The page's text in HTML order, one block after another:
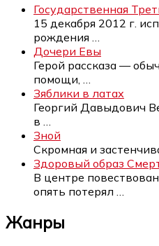
Государственная
15 декабря 2012 г.
рождения
Дочери Евы
Герой рассказа —
помощи,
Зяблики в латах
Георгий Давыдович
в
Зной
Скромная и
Здоровый образ
В центре
опять потерял
Жанры